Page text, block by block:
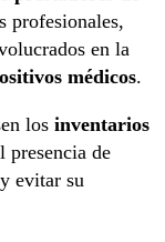
profesionales,
en la
médicos.
los inventarios
presencia de
evitar su